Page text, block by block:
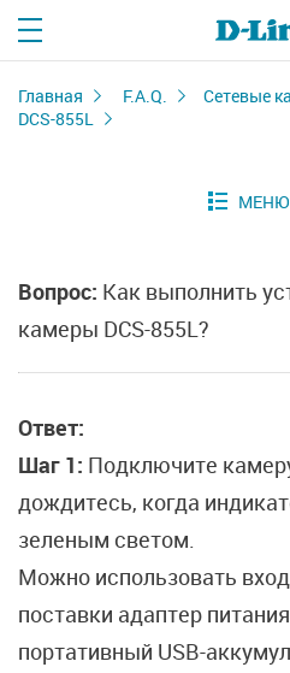
Главная F.A.Q. Сетевые
DCS-855L
Вопрос: Как выполнить
камеры DCS-855L?
Ответ:
Шаг 1: Подключите
дождитесь, когда
зеленым светом.
Можно использовать
поставки адаптер
портативный USB-